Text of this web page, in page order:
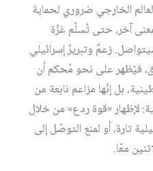
الخارجي ضروري لحماية
آخر، حتى تُسلّم غزّة
زعمٌ وتبريرٌ إسرائيلي
فيُظهر على نحو مُحكم أن
بل إنّها مزاعم نابعة من
لإظهار «قوة ردع» من خلال
تارة، أو لمنع التوصّل إلى
معًا.